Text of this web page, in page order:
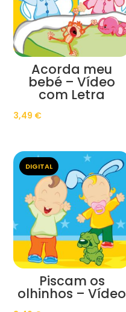
Acorda meu
bebé – Vídeo
com Letra
3,49 €
DIGITAL
Piscam os
olhinhos – Vídeo